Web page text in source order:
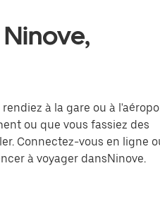
à la gare ou à
ou que vous fassiez des
Connectez-vous en ligne
à voyager dansNinove.